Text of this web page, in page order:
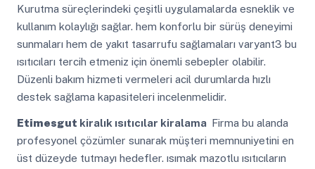
Kurutma süreçlerindeki çeşitli uygulamalarda esneklik ve
kullanım kolaylığı sağlar. hem konforlu bir sürüş deneyimi
sunmaları hem de yakıt tasarrufu sağlamaları varyant3 bu
ısıtıcıları tercih etmeniz için önemli sebepler olabilir.
Düzenli bakım hizmeti vermeleri acil durumlarda hızlı
destek sağlama kapasiteleri incelenmelidir.
Etimesgut kiralık ısıtıcılar kiralama Firma bu alanda
profesyonel çözümler sunarak müşteri memnuniyetini en
üst düzeyde tutmayı hedefler. ısımak mazotlu ısıtıcıların